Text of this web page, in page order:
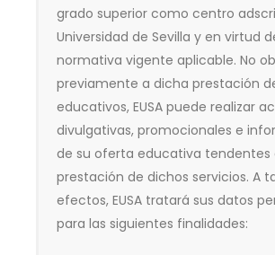
grado superior como centro
Universidad de Sevilla y en virtud
normativa vigente aplicable. No
previamente a dicha prestación
educativos, EUSA puede realizar
divulgativas, promocionales e
de su oferta educativa tendentes
prestación de dichos servicios. A
efectos, EUSA tratará sus datos
para las siguientes finalidades: